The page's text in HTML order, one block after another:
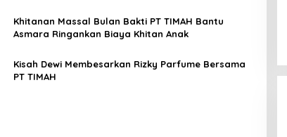
Khitanan Massal Bulan Bakti PT TIMAH Bantu
Asmara Ringankan Biaya Khitan Anak
Kisah Dewi Membesarkan Rizky Parfume Bersama
PT TIMAH